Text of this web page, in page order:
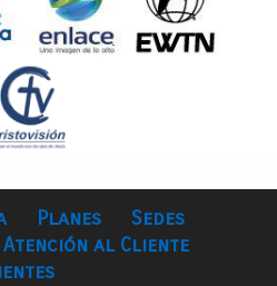
Planes
Sedes
Atención al Cliente